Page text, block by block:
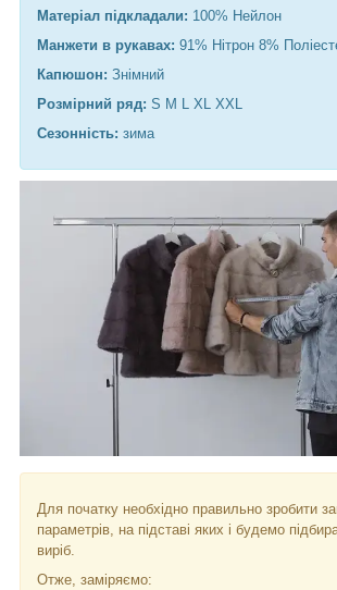
Матеріал підкладали: 100% Нейлон
Манжети в рукавах: 91% Нітрон 8%
Капюшон: Знімний
Розмірний ряд: S M L XL XXL
Сезонність: зима
Для початку необхідно правильно зробити
параметрів, на підставі яких і будемо
виріб.
Отже, заміряємо: